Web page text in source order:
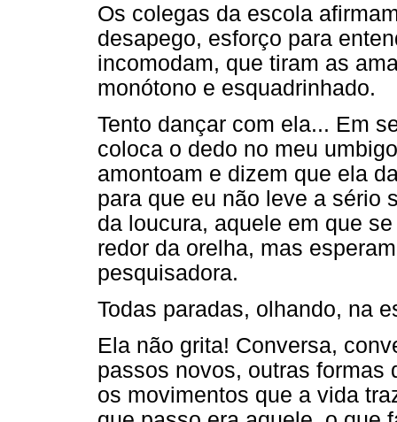
Os colegas da escola
desapego, esforço para
incomodam, que tiram as
monótono e esquadrinhado.
Tento dançar com ela... Em
coloca o dedo no meu
amontoam e dizem que ela
para que eu não leve a sério
da loucura, aquele em que
redor da orelha, mas
pesquisadora.
Todas paradas, olhando, na
Ela não grita! Conversa,
passos novos, outras formas
os movimentos que a vida